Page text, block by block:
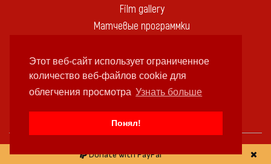
Этот веб-сайт использует ограниченное
количество веб-файлов cookie для
облегчения просмотра Узнать больше
Понял!
Film gallery
Матчевые программки
Памятные вещи
Контакт
В ЭТОТ ДЕНЬ:
Donate with PayPal